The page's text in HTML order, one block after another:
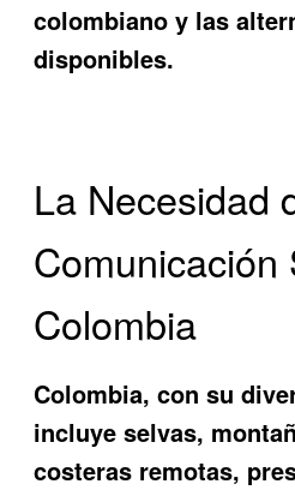
colombiano y las
disponibles.
La Necesidad
Comunicación
Colombia
Colombia, con su
incluye selvas,
costeras remotas,